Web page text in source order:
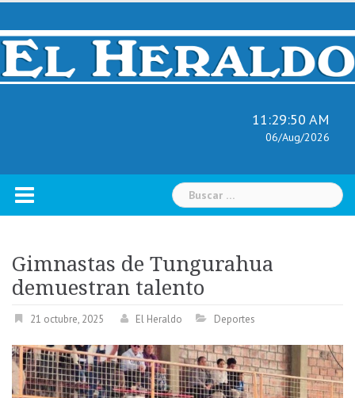
Skip
content
11:29:51 AM
06/Aug/2026
Buscar:
Gimnastas de Tungurahua
demuestran talento
21 octubre, 2025 El Heraldo Deportes